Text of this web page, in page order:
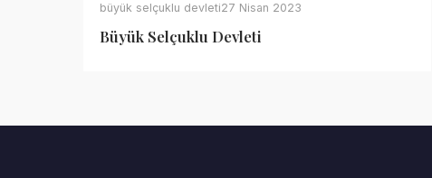
büyük selçuklu devleti27 Nisan 2023
Büyük Selçuklu Devleti